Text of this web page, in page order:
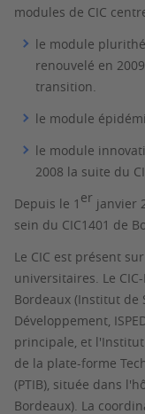
modules de CIC
le module
renouvelé en
transition.
le module
le module
2008 la suite du
Depuis le 1 er janvier
sein du CIC1401 de
Le CIC est présent
universitaires. Le
Bordeaux (Institut de
Développement,
principale, et l'Institut
de la plate-forme
(PTIB), située dans
Bordeaux). La